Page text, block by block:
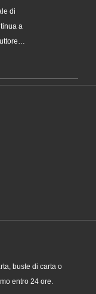
indi
a
di
buste di carta o
entro 24 ore.